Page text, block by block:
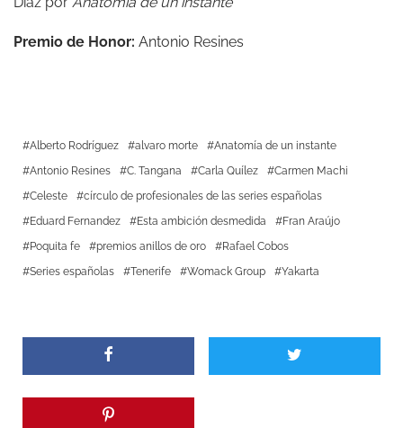
Premio de Honor: Antonio Resines
Alberto Rodríguez alvaro morte
Anatomía de un instante
Antonio Resines
C. Tangana Carla Quílez
Carmen Machi
Celeste
círculo de profesionales de las series españolas
Eduard Fernandez
Esta ambición desmedida
Fran Araújo
Poquita fe
premios anillos de oro
Rafael Cobos
Series españolas
Tenerife Womack Group Yakarta